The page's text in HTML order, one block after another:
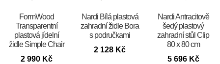
FormWood
Transparentní
plastová jídelní
židle Simple Chair
2 990 Kč
Nardi Bílá plastová
zahradní židle Bora
s područkami
2 128 Kč
Nardi Antracitově
šedý plastový
zahradní stůl Clip
80 x 80 cm
5 696 Kč